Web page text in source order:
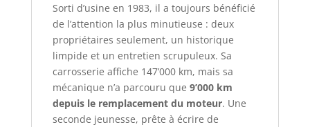
Sorti d’usine en 1983, il a toujours bénéficié
de l’attention la plus minutieuse : deux
propriétaires seulement, un historique
limpide et un entretien scrupuleux. Sa
carrosserie affiche 147’000 km, mais sa
mécanique n’a parcouru que 9’000 km
depuis le remplacement du moteur. Une
seconde jeunesse, prête à écrire de